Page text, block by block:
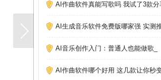
AI作曲软件真能写歌吗 我试了3款分
AI生成音乐软件免费版哪家强 实测
AI音乐创作入门：普通人也能做歌_
AI作曲软件哪个好用 这几款让你秒